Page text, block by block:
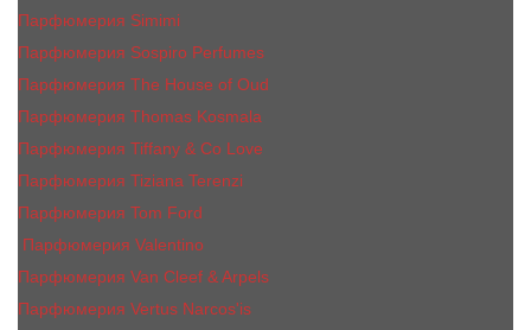
Парфюмерия Simimi
Парфюмерия Sospiro Perfumes
Парфюмерия The House of Oud
Парфюмерия Thomas Kosmala
Парфюмерия Tiffany & Co Love
Парфюмерия Tiziana Terenzi
Парфюмерия Tom Ford
Парфюмерия Valentino
Парфюмерия Van Cleef & Arpels
Парфюмерия Vertus Narcos'is